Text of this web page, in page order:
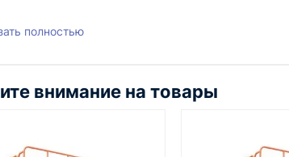
рабочая высота, м
свяжется с вами, чтобы подтвердить
оборудования в разные
средний
полностью
внимание на товары